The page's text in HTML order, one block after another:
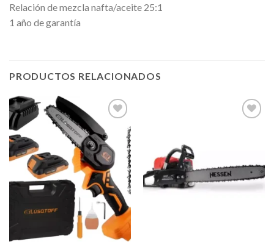
Relación de mezcla nafta/aceite 25:1
1 año de garantía
PRODUCTOS RELACIONADOS
Añadir
a la
lista de
deseos
lista de
deseos